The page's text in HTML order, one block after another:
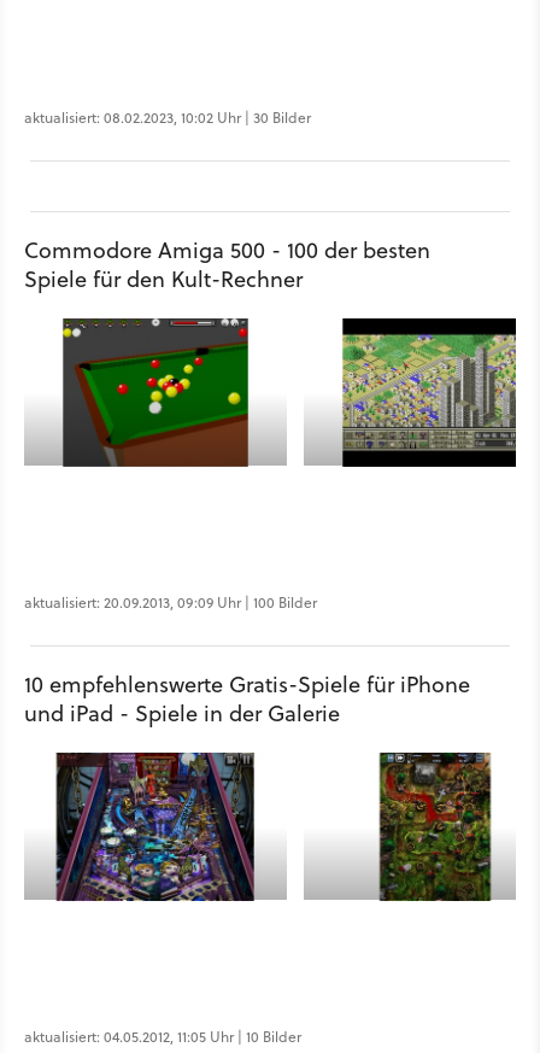
aktualisiert: 08.02.2023, 10:02 Uhr | 30 Bilder
Commodore Amiga 500 - 100 der besten
Spiele für den Kult-Rechner
aktualisiert: 20.09.2013, 09:09 Uhr | 100 Bilder
10 empfehlenswerte Gratis-Spiele für iPhone
und iPad - Spiele in der Galerie
aktualisiert: 04.05.2012, 11:05 Uhr | 10 Bilder